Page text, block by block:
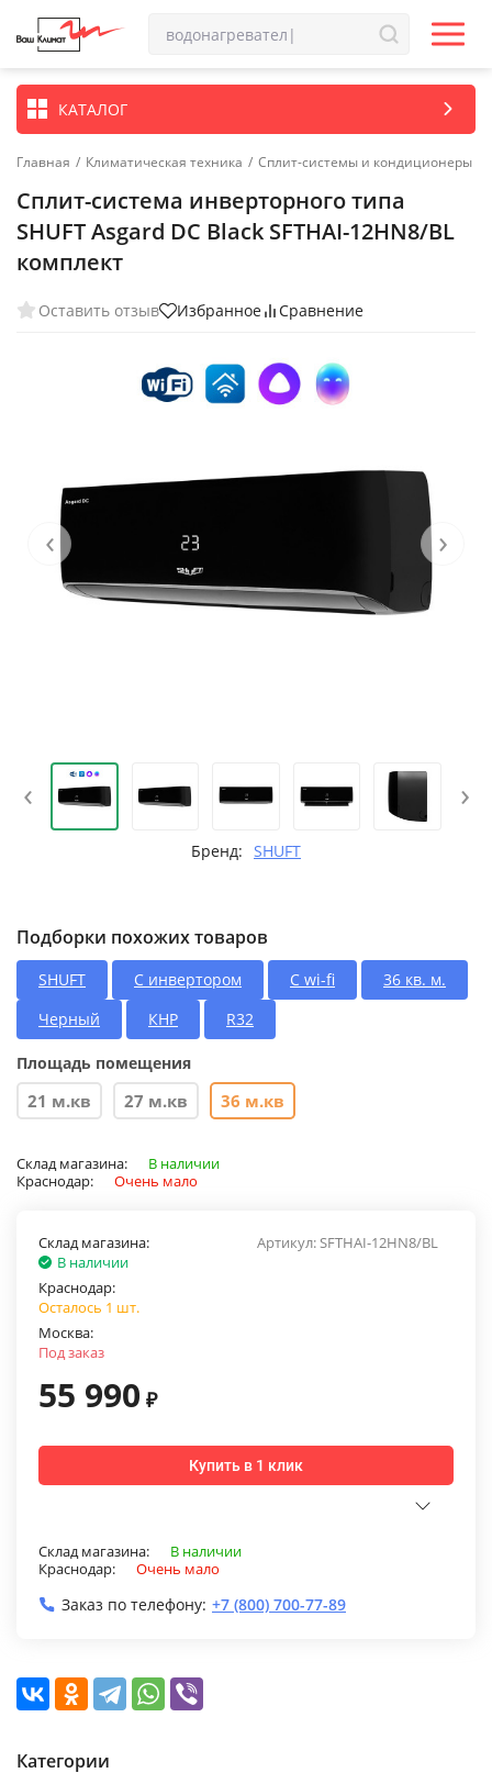
КАТАЛОГ
Главная / Климатическая техника / Сплит-системы и кондиционеры
Сплит-система инверторного типа
SHUFT Asgard DC Black SFTHAI-12HN8/BL
комплект
Оставить отзыв Избранное Сравнение
‹ ›
‹ ›
Бренд: SHUFT
Подборки похожих товаров
SHUFT С инвертором С wi-fi
36 кв. м.
Черный
КНР R32
Площадь помещения
21 м.кв 27 м.кв 36 м.кв
Склад магазина:
В наличии
Краснодар:
Очень мало
Артикул: SFTHAI-12HN8/BL
Склад магазина:
В наличии
Краснодар:
Осталось 1 шт.
Москва:
Под заказ
55 990 ₽
Купить в 1 клик
Склад магазина:
В наличии
Краснодар:
Очень мало
Заказ по телефону: +7 (800) 700-77-89
Категории